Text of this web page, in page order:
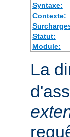
Syntaxe:
Contexte:
Statut:
Module:
La